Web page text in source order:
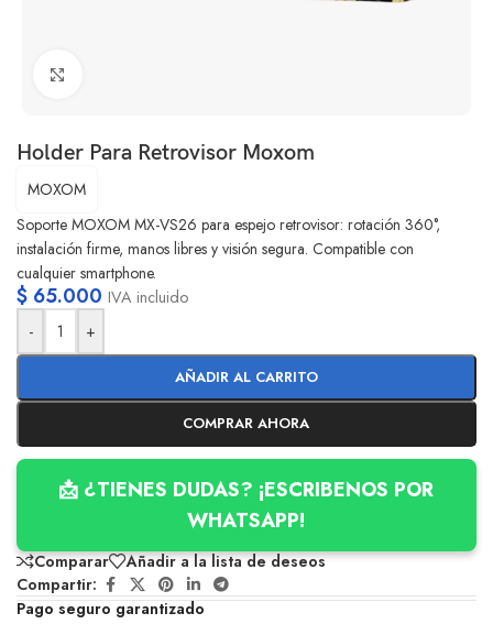
Holder Para Retrovisor Moxom
MOXOM
Soporte MOXOM MX-VS26 para espejo retrovisor: rotación 360°,
instalación firme, manos libres y visión segura. Compatible con
cualquier smartphone.
$ 65.000 IVA incluido
-
+
AÑADIR AL CARRITO
COMPRAR AHORA
📩 ¿TIENES DUDAS? ¡ESCRIBENOS POR
WHATSAPP!
Comparar
Añadir a la lista de deseos
Compartir:
Pago seguro garantizado